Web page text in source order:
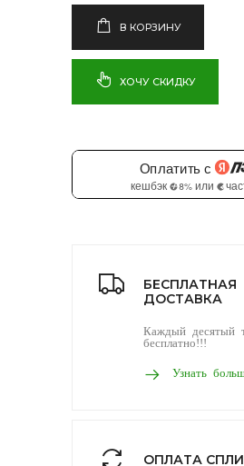
В КОРЗИНУ
ХОЧУ СКИДКУ
БЕСПЛАТНАЯ
ДОСТАВКА
Каждый десятый
бесплатно!!!
Узнать
ОПЛАТА